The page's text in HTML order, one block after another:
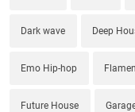
Dark wave Deep
Emo Hip-hop
Future House